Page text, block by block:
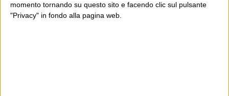
momento tornando su questo sito e facendo clic sul pulsante
"Privacy" in fondo alla pagina web.